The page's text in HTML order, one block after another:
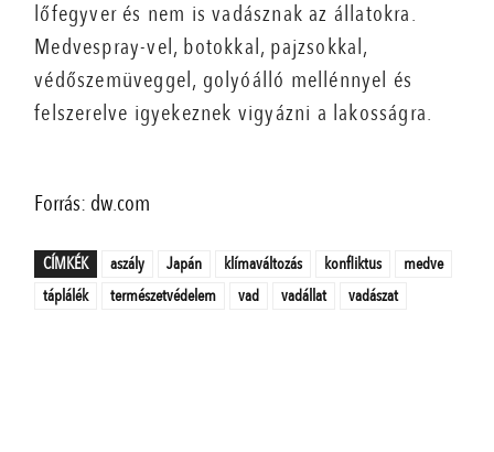
lőfegyver és nem is vadásznak az állatokra.
Medvespray-vel, botokkal, pajzsokkal,
védőszemüveggel, golyóálló mellénnyel és
felszerelve igyekeznek vigyázni a lakosságra.
Forrás: dw.com
CÍMKÉK aszály Japán klímaváltozás konfliktus
medve
táplálék
természetvédelem vad vadállat vadászat